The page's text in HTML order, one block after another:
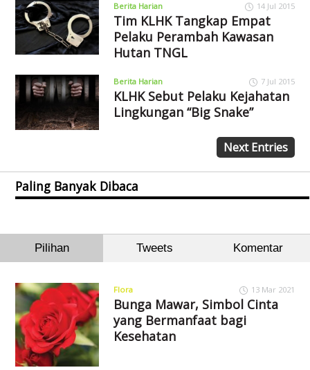
Berita Harian 14 Jul 2015
Tim KLHK Tangkap Empat
Pelaku Perambah Kawasan
Hutan TNGL
Berita Harian 7 Jul 2015
KLHK Sebut Pelaku Kejahatan
Lingkungan “Big Snake”
Next Entries
Paling Banyak Dibaca
Pilihan Tweets Komentar
Flora 13 Mar 2021
Bunga Mawar, Simbol Cinta
yang Bermanfaat bagi
Kesehatan